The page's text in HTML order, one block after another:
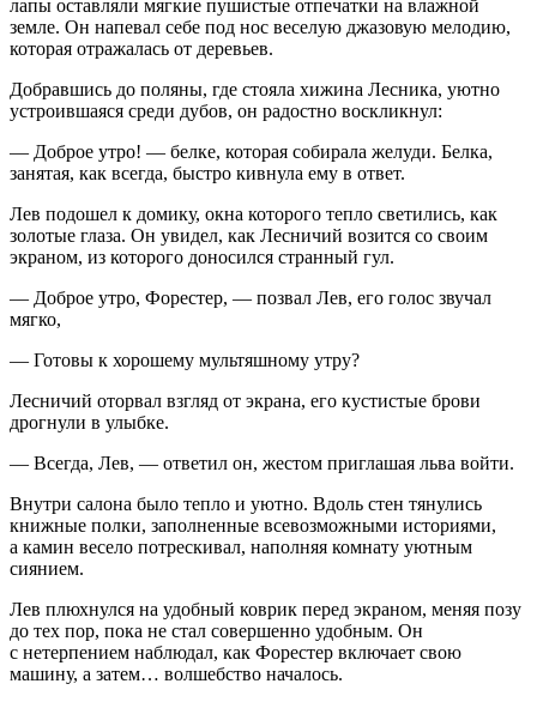
лапы оставляли мягкие пушистые отпечатки на влажной
земле. Он напевал себе под нос веселую джазовую мелодию,
которая отражалась от деревьев.
Добравшись до поляны, где стояла хижина Лесника, уютно
устроившаяся среди дубов, он радостно воскликнул:
— Доброе утро! — белке, которая собирала желуди. Белка,
занятая, как всегда, быстро кивнула ему в ответ.
Лев подошел к домику, окна которого тепло светились, как
золотые глаза. Он увидел, как Лесничий возится со своим
экраном, из которого доносился странный гул.
— Доброе утро, Форестер, — позвал Лев, его голос звучал
мягко,
— Готовы к хорошему мультяшному утру?
Лесничий оторвал взгляд от экрана, его кустистые брови
дрогнули в улыбке.
— Всегда, Лев, — ответил он, жестом приглашая льва войти.
Внутри салона было тепло и уютно. Вдоль стен тянулись
книжные полки, заполненные всевозможными историями,
а камин весело потрескивал, наполняя комнату уютным
сиянием.
Лев плюхнулся на удобный коврик перед экраном, меняя позу
до тех пор, пока не стал совершенно удобным. Он
с нетерпением наблюдал, как Форестер включает свою
машину, а затем… волшебство началось.